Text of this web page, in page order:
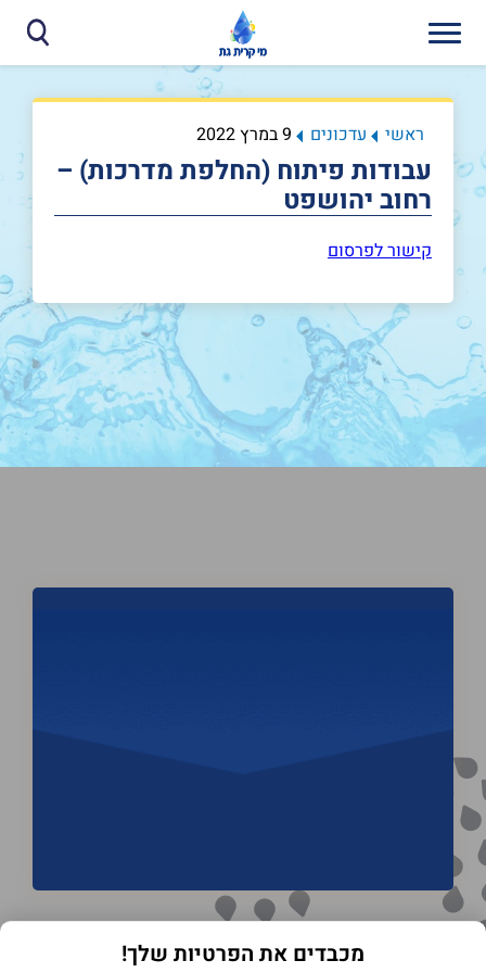
ראשי עדכונים 9 במרץ 2022
עבודות פיתוח (החלפת מדרכות) –
רחוב יהושפט
קישור לפרסום
מכבדים את הפרטיות שלך!